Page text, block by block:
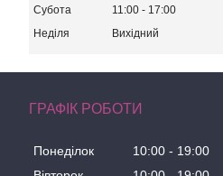
Субота
11:00
17:00
Неділя
Вихідний
ГРАФІК РОБОТИ
Понеділок 10:00
19:00